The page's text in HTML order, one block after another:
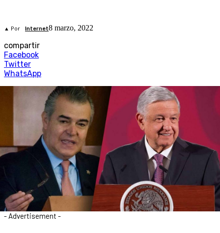
▲ Por Internet8 marzo, 2022
compartir
Facebook
Twitter
WhatsApp
- Advertisement -